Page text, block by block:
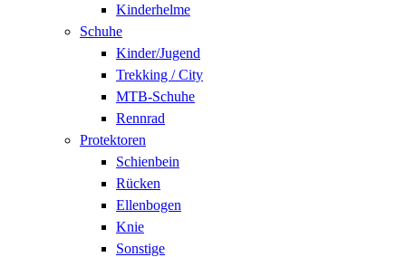
Kinderhelme
Schuhe
Kinder/Jugend
Trekking / City
MTB-Schuhe
Rennrad
Protektoren
Schienbein
Rücken
Ellenbogen
Knie
Sonstige